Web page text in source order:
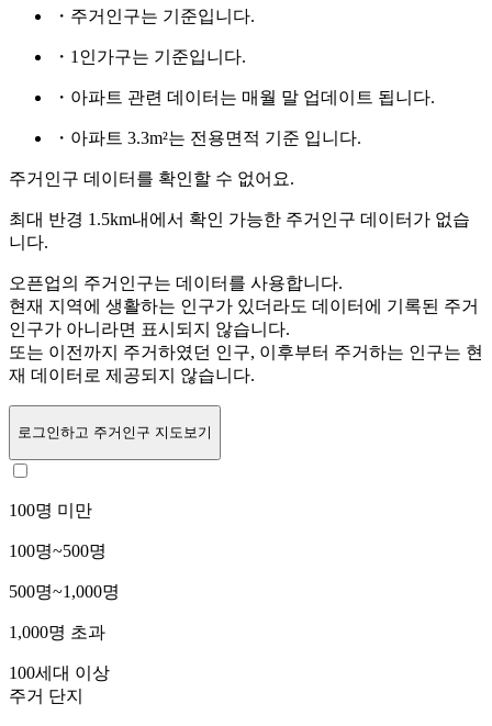
・주거인구는 기준입니다.
・1인가구는 기준입니다.
・아파트 관련 데이터는 매월 말 업데이트 됩니다.
・아파트 3.3m²는 전용면적 기준 입니다.
주거인구 데이터를 확인할 수 없어요.
최대 반경 1.5km내에서 확인 가능한 주거인구 데이터가 없습
니다.
오픈업의 주거인구는 데이터를 사용합니다.
현재 지역에 생활하는 인구가 있더라도 데이터에 기록된 주거
인구가 아니라면 표시되지 않습니다.
또는 이전까지 주거하였던 인구, 이후부터 주거하는 인구는 현
재 데이터로 제공되지 않습니다.
로그인하고 주거인구 지도보기
100명 미만
100명~500명
500명~1,000명
1,000명 초과
100세대 이상
주거 단지